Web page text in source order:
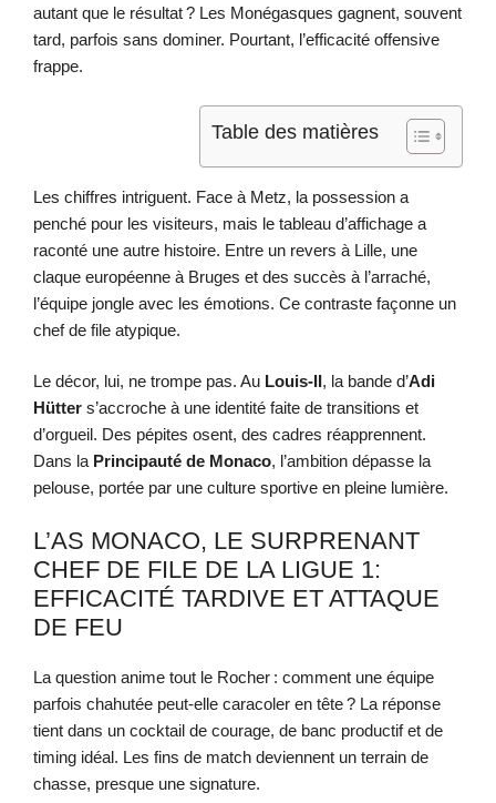
autant que le résultat ? Les Monégasques gagnent, souvent
tard, parfois sans dominer. Pourtant, l’efficacité offensive
frappe.
Table des matières
Les chiffres intriguent. Face à Metz, la possession a
penché pour les visiteurs, mais le tableau d’affichage a
raconté une autre histoire. Entre un revers à Lille, une
claque européenne à Bruges et des succès à l’arraché,
l’équipe jongle avec les émotions. Ce contraste façonne un
chef de file atypique.
Le décor, lui, ne trompe pas. Au Louis-II, la bande d’Adi
Hütter s’accroche à une identité faite de transitions et
d’orgueil. Des pépites osent, des cadres réapprennent.
Dans la Principauté de Monaco, l’ambition dépasse la
pelouse, portée par une culture sportive en pleine lumière.
L’AS MONACO, LE SURPRENANT
CHEF DE FILE DE LA LIGUE 1:
EFFICACITÉ TARDIVE ET ATTAQUE
DE FEU
La question anime tout le Rocher : comment une équipe
parfois chahutée peut-elle caracoler en tête ? La réponse
tient dans un cocktail de courage, de banc productif et de
timing idéal. Les fins de match deviennent un terrain de
chasse, presque une signature.